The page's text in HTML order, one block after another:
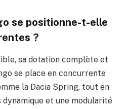
se positionne-t-elle
?
sa dotation complète et
se place en concurrente
la Dacia Spring, tout en
et une modularité